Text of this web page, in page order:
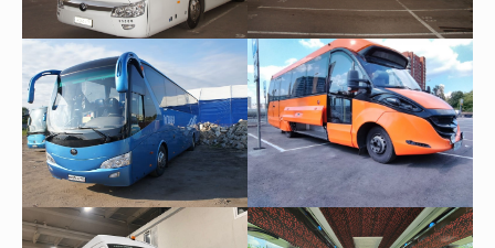
Все актуальные предложения, скидки
и акции вы можете найти в наших группах
Телеграм и ВК
Подписывайтесь, будьте в курсе новинок
и получайте специальные предложения
первыми!